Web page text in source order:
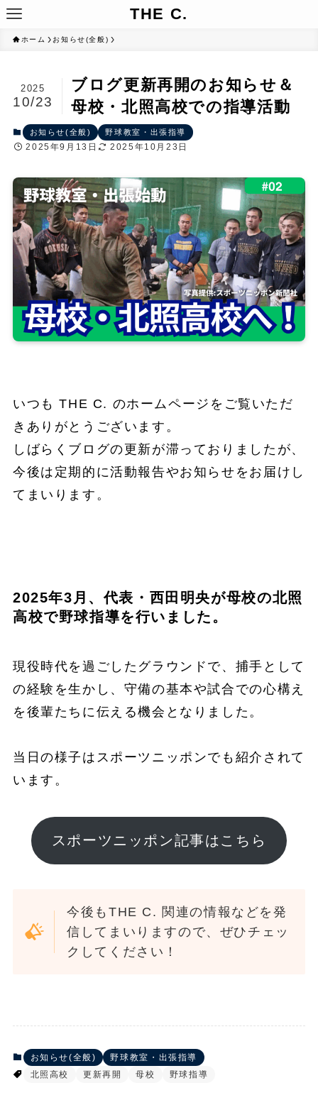
THE C.
ホーム お知らせ(全般)
ブログ更新再開のお知らせ＆
母校・北照高校での指導活動
2025
10/23
お知らせ(全般) 野球教室・出張指導
2025年9月13日 2025年10月23日
いつも THE C. のホームページをご覧いただ
きありがとうございます。
しばらくブログの更新が滞っておりましたが、
今後は定期的に活動報告やお知らせをお届けし
てまいります。
2025年3月、代表・西田明央が母校の北照
高校で野球指導を行いました。
現役時代を過ごしたグラウンドで、捕手として
の経験を生かし、守備の基本や試合での心構え
を後輩たちに伝える機会となりました。
当日の様子はスポーツニッポンでも紹介されて
います。
スポーツニッポン記事はこちら
今後もTHE C. 関連の情報などを発
信してまいりますので、ぜひチェッ
クしてください！
お知らせ(全般)
野球教室・出張指導
北照高校
更新再開 母校 野球指導